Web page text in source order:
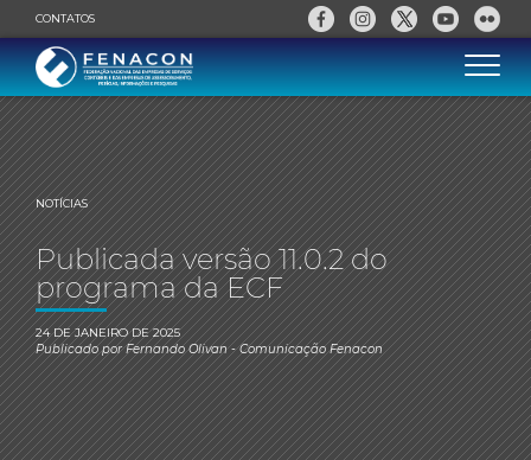
CONTATOS
NOTÍCIAS
Publicada versão 11.0.2 do
programa da ECF
24 DE JANEIRO DE 2025
Publicado porFernando Olivan- Comunicação Fenacon